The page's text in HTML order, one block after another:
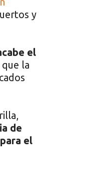
y
el
la
de
el